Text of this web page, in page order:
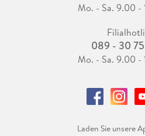
Mo. - Sa. 9.00 -
089 - 30
Mo. - Sa. 9.00 -
Laden Sie unsere